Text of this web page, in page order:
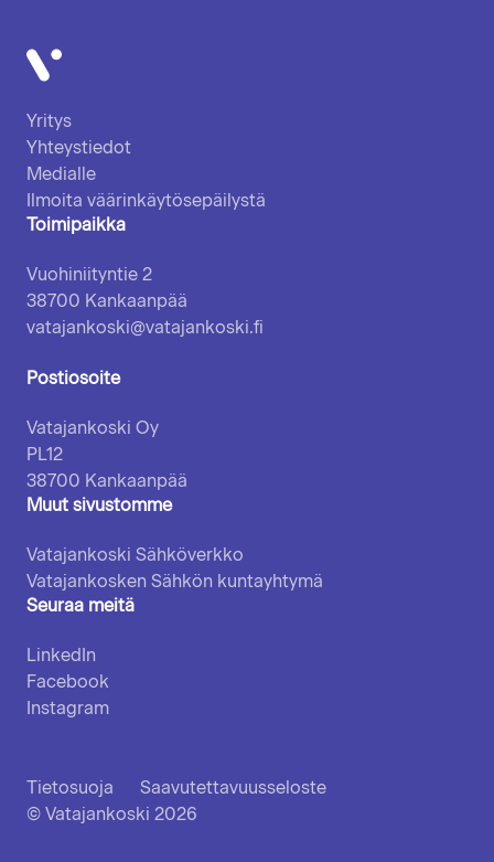
Vatajankoski
Yritys
Yhteystiedot
Medialle
Ilmoita väärinkäytösepäilystä
Toimipaikka
Vuohiniityntie 2
38700 Kankaanpää
vatajankoski@vatajankoski.fi
Postiosoite
Vatajankoski Oy
PL12
38700 Kankaanpää
Muut sivustomme
Vatajankoski Sähköverkko
Vatajankosken Sähkön kuntayhtymä
Seuraa meitä
LinkedIn
Facebook
Instagram
Tietosuoja
Saavutettavuusseloste
© Vatajankoski 2026